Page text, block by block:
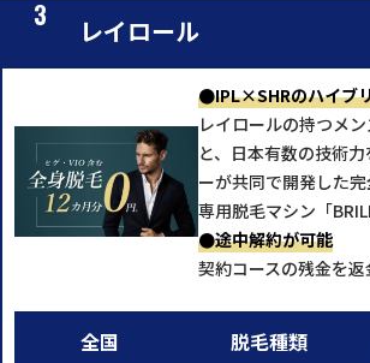
レイロール
●IPL×SHRのハイブ
レイロールの持つメ
と、日本有数の技術
ーが共同で開発した
専用脱毛マシン「
●途中解約が可能
契約コースの残金を返
全国 脱毛種類